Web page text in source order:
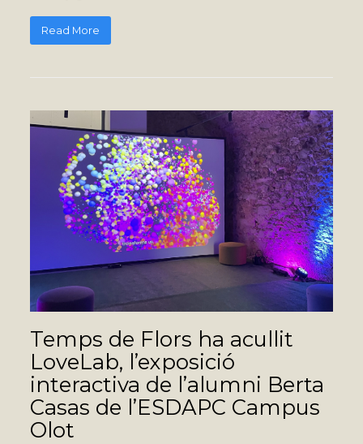
Read More
Temps de Flors ha acullit
LoveLab, l’exposició
interactiva de l’alumni Berta
Casas de l’ESDAPC Campus
Olot